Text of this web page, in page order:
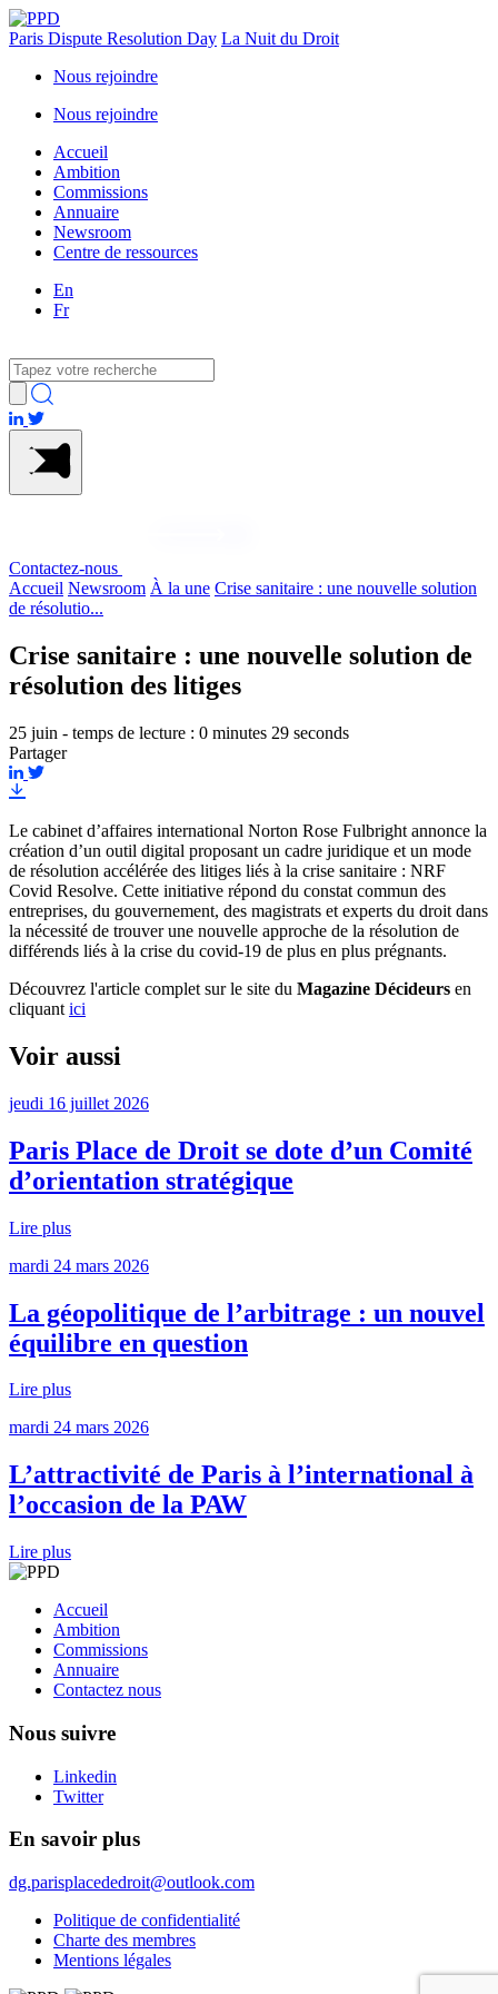
Paris Dispute Resolution Day La Nuit du Droit
Nous rejoindre
Nous rejoindre
Accueil
Ambition
Commissions
Annuaire
Newsroom
Centre de ressources
En
Fr
Contactez-nous
Accueil Newsroom À la une Crise sanitaire : une nouvelle solution
de résolutio...
Crise sanitaire : une nouvelle solution de
résolution des litiges
25 juin - temps de lecture : 0 minutes 29 seconds
Partager
Le cabinet d’affaires international Norton Rose Fulbright annonce la
création d’un outil digital proposant un cadre juridique et un mode
de résolution accélérée des litiges liés à la crise sanitaire : NRF
Covid Resolve. Cette initiative répond du constat commun des
entreprises, du gouvernement, des magistrats et experts du droit dans
la nécessité de trouver une nouvelle approche de la résolution de
différends liés à la crise du covid-19 de plus en plus prégnants.
Découvrez l'article complet sur le site du Magazine Décideurs en
cliquant ici
Voir aussi
jeudi 16 juillet 2026
Paris Place de Droit se dote d’un Comité
d’orientation stratégique
Lire plus
mardi 24 mars 2026
La géopolitique de l’arbitrage : un nouvel
équilibre en question
Lire plus
mardi 24 mars 2026
L’attractivité de Paris à l’international à
l’occasion de la PAW
Lire plus
Accueil
Ambition
Commissions
Annuaire
Contactez nous
Nous suivre
Linkedin
Twitter
En savoir plus
dg.parisplacededroit@outlook.com
Politique de confidentialité
Charte des membres
Mentions légales